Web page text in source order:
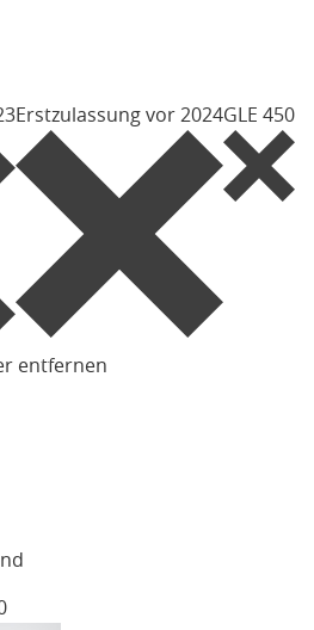
Erstzulassung vor 2024GLE 450
entfernen